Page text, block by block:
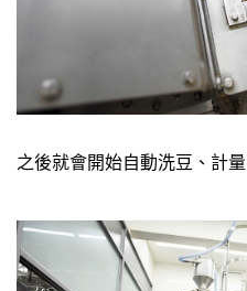
之後就會開始自動洗豆、計量